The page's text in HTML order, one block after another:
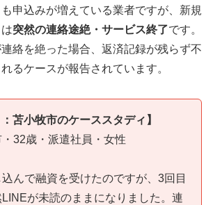
申込みが増えている業者ですが、新規
突然の連絡途絶・サービス終了です。
絡を絶った場合、返済記録が残らず不
るケースが報告されています。
苫小牧市のケーススタディ】
32歳・派遣社員・女性
込んで融資を受けたのですが、3回目
が未読のままになりました。連